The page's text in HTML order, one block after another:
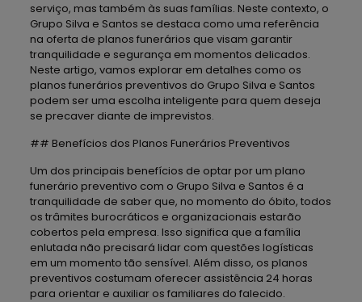
serviço, mas também às suas famílias. Neste contexto, o
Grupo Silva e Santos se destaca como uma referência
na oferta de planos funerários que visam garantir
tranquilidade e segurança em momentos delicados.
Neste artigo, vamos explorar em detalhes como os
planos funerários preventivos do Grupo Silva e Santos
podem ser uma escolha inteligente para quem deseja
se precaver diante de imprevistos.
## Benefícios dos Planos Funerários Preventivos
Um dos principais benefícios de optar por um plano
funerário preventivo com o Grupo Silva e Santos é a
tranquilidade de saber que, no momento do óbito, todos
os trâmites burocráticos e organizacionais estarão
cobertos pela empresa. Isso significa que a família
enlutada não precisará lidar com questões logísticas
em um momento tão sensível. Além disso, os planos
preventivos costumam oferecer assistência 24 horas
para orientar e auxiliar os familiares do falecido.